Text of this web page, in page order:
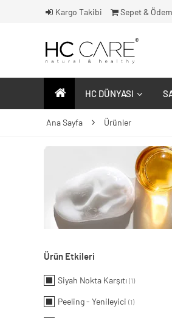
Kargo Takibi Sepet &
HC DÜNYASI
Ana Sayfa Ürünler
Ürün Etkileri
Siyah Nokta Karşıtı (1)
Peeling - Yenileyici (1)